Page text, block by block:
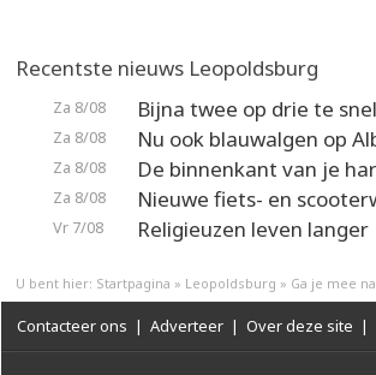
Recentste nieuws Leopoldsburg
Za 8/08 Bijna twee op drie te
Za 8/08 Nu ook blauwalgen op
Za 8/08 De binnenkant van je
Za 8/08 Nieuwe fiets- en
Vr 7/08 Religieuzen leven langer
U bent hier: Startpagina » Leopoldsburg » Ga je mee
Contacteer ons | Adverteer | Over deze site |